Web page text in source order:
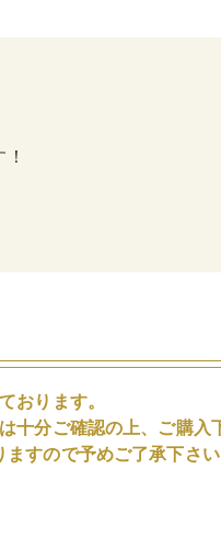
おります。
十分ご確認の上、ご購入
すので予めご了承下さい